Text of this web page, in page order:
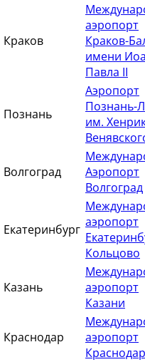
Краков
аэропорт
Краков-
имени
Павла II
Познань
Аэропорт
Познань-
им.
Волгоград
Аэропорт
Волгоград
Екатеринбург аэропорт
Кольцово
Казань
аэропорт
Казани
Краснодар
аэропорт